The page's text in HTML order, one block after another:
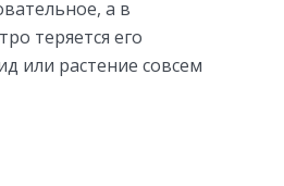
а в
теряется его
или растение совсем